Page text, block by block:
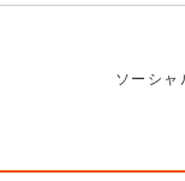
ソーシャ